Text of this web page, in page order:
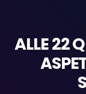
ALLE 22